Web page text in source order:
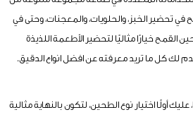
تحضير الخبز، والحلويات، والمعجنات، وحتى في
القمح خيارًا مثاليًا لتحضير الأطعمة اللذيذة
لك كل ما تريد معرفته عن افضل انواع الدقيق.
أولًا اختيار نوع الطحين، لتكون بالنهاية مثالية